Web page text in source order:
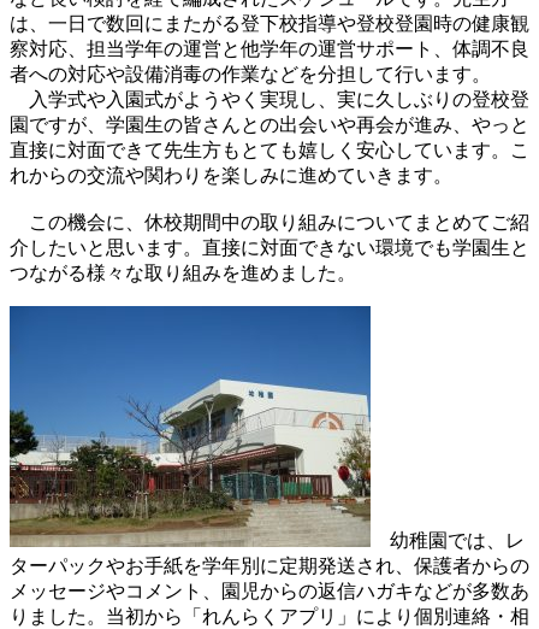
は、一日で数回にまたがる登下校指導や登校登園時の健康観
察対応、担当学年の運営と他学年の運営サポート、体調不良
者への対応や設備消毒の作業などを分担して行います。
入学式や入園式がようやく実現し、実に久しぶりの登校登
園ですが、学園生の皆さんとの出会いや再会が進み、やっと
直接に対面できて先生方もとても嬉しく安心しています。こ
れからの交流や関わりを楽しみに進めていきます。
この機会に、休校期間中の取り組みについてまとめてご紹
介したいと思います。直接に対面できない環境でも学園生と
つながる様々な取り組みを進めました。
幼稚園では、レ
ターパックやお手紙を学年別に定期発送され、保護者からの
メッセージやコメント、園児からの返信ハガキなどが多数あ
りました。当初から「れんらくアプリ」により個別連絡・相